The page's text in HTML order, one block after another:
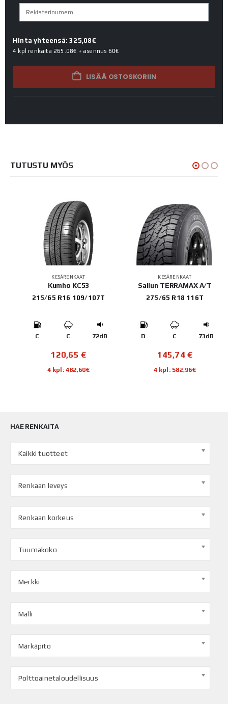
Hinta yhteensä: 325,08€
4 kpl renkaita 265.08€ + asennus 60€
LISÄÄ OSTOSKORIIN
TUTUSTU MYÖS
KESÄRENKAAT
Kumho KC53
215/65 R16 109/107T
C C 72dB
120,65€
4 kpl: 482,60€
KESÄRENKAAT
Sailun TERRAMAX A/T
275/65 R18 116T
D C 73dB
145,74€
4 kpl: 582,96€
HAE RENKAITA
Kaikki tuotteet
Renkaan leveys
Renkaan korkeus
Tuumakoko
Merkki
Malli
Märkäpito
Polttoainetaloudellisuus